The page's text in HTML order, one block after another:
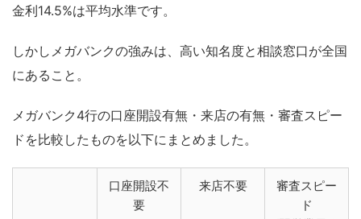
金利14.5%は平均水準です。
しかしメガバンクの強みは、高い知名度と相談窓口が全国
にあること。
メガバンク4行の口座開設有無・来店の有無・審査スピー
ドを比較したものを以下にまとめました。
口座開設不
要
来店不要
審査スピー
ド